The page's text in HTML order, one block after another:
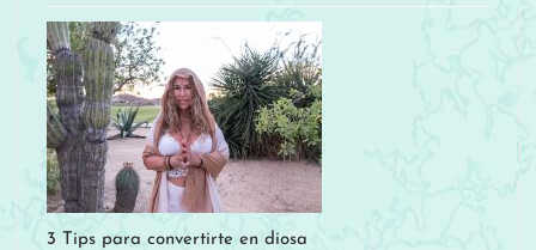
3 Tips para convertirte en diosa